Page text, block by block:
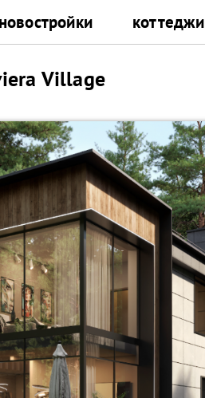
новостройки коттеджи
Village